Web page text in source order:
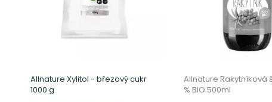
Allnature Xylitol - březový cukr
1000 g
Allnature Rakytníková
% BIO 500ml